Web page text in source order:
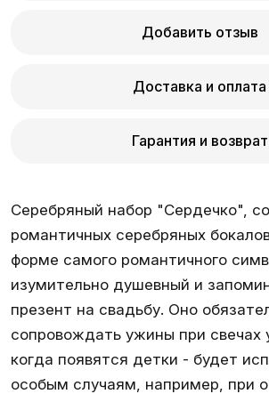
Добавить отзыв
Доставка и оплата
Гарантия и возврат
Серебряный набор "Сердечко",
романтичных серебряных
форме самого романтичного
изумительно душевный и
презент на свадьбу. Оно
сопровождать ужины при
когда появятся детки - будет
особым случаям, например, при